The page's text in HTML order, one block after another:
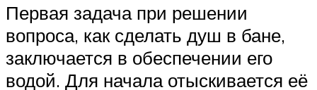
Первая задача при решении
вопроса, как сделать душ в бане,
заключается в обеспечении его
водой. Для начала отыскивается её